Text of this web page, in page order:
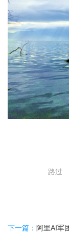
路过
下一篇： 阿里AI军